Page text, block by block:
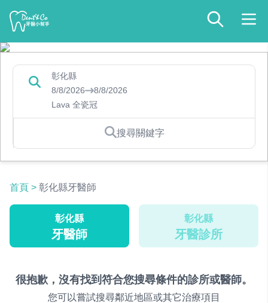
彰化縣
8/8/2026
8/8/2026
Lava 全瓷冠
搜尋關鍵字
首頁 > 彰化縣牙醫師
彰化縣
牙醫師
彰化縣
牙醫診所
很抱歉，沒有找到符合您搜尋條件的診所或醫師。
您可以嘗試搜尋鄰近地區或其它治療項目